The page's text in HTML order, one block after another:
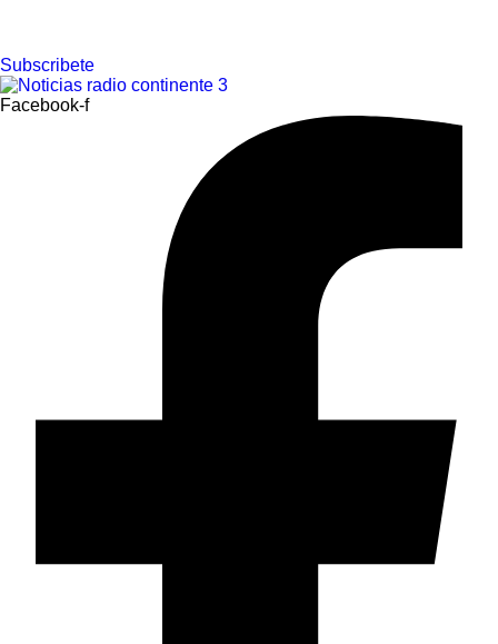
Ir
al
contenido
Subscribete
Facebook-f